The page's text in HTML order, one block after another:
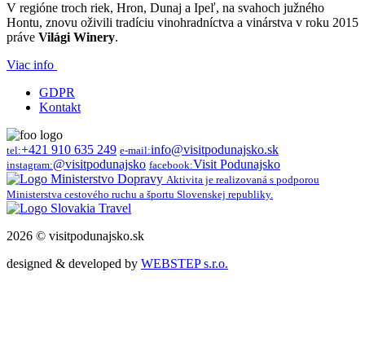
V regióne troch riek, Hron, Dunaj a Ipeľ, na svahoch južného
Hontu, znovu oživili tradíciu vinohradníctva a vinárstva v roku 2015
práve Világi Winery.
Viac info
GDPR
Kontakt
tel:+421 910 635 249 e-mail:info@visitpodunajsko.sk
instagram:@visitpodunajsko facebook:Visit Podunajsko
Aktivita je realizovaná s podporou
Ministerstva cestového ruchu a športu Slovenskej republiky.
2026 © visitpodunajsko.sk
designed & developed by WEBSTEP s.r.o.